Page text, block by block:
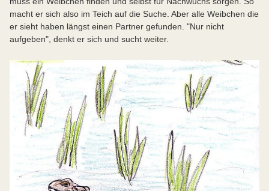
macht er sich also im Teich auf die Suche. Aber alle Weibchen die
er sieht haben längst einen Partner gefunden. "Nur nicht
aufgeben", denkt er sich und sucht weiter.